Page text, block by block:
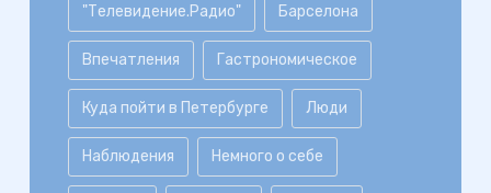
"Телевидение.Радио" Барселона
Впечатления Гастрономическое
Куда пойти в Петербурге Люди
Наблюдения Немного о себе